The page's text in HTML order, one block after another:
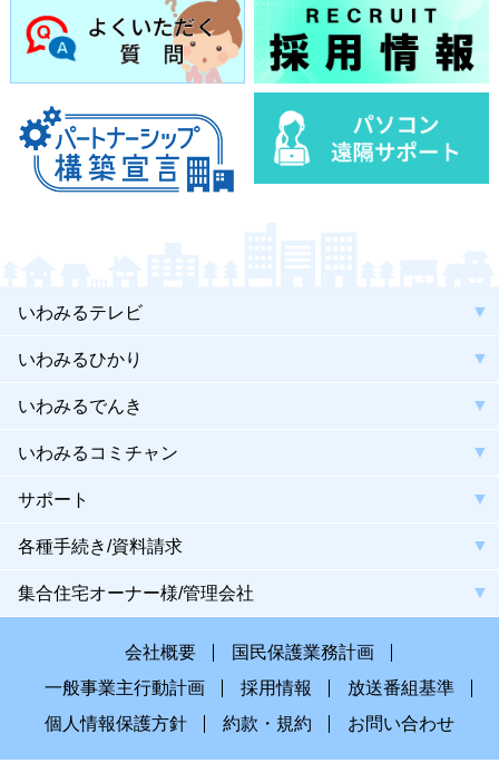
いわみるテレビ
いわみるひかり
いわみるでんき
いわみるコミチャン
サポート
各種手続き/資料請求
集合住宅オーナー様/管理会社
会社概要
国民保護業務計画
一般事業主行動計画
採用情報
放送番組基準
個人情報保護方針
約款・規約 お問い合わせ